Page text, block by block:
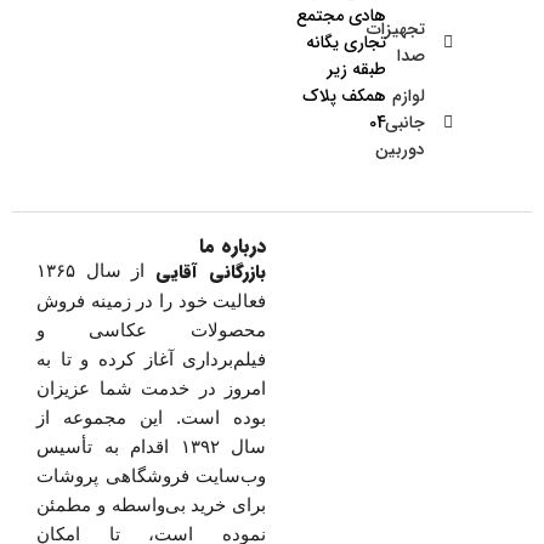
تجهیزات
صدا
لوازم
جانبی
دوربین
هادی مجتمع
تجاری یگانه
طبقه زیر
همکف پلاک
04
درباره ما
بازرگانی آقایی
از سال ۱۳۶۵
فعالیت خود را در زمینه فروش
محصولات عکاسی و
فیلم‌برداری آغاز کرده و تا به
امروز در خدمت شما عزیزان
بوده است. این مجموعه از
سال ۱۳۹۲ اقدام به تأسیس
وب‌سایت فروشگاهی پروشات
برای خرید بی‌واسطه و مطمئن
نموده است، تا امکان